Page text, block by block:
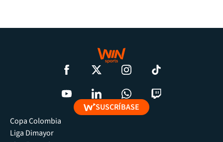
SUSCRÍBASE
Copa Colombia
Liga Dimayor